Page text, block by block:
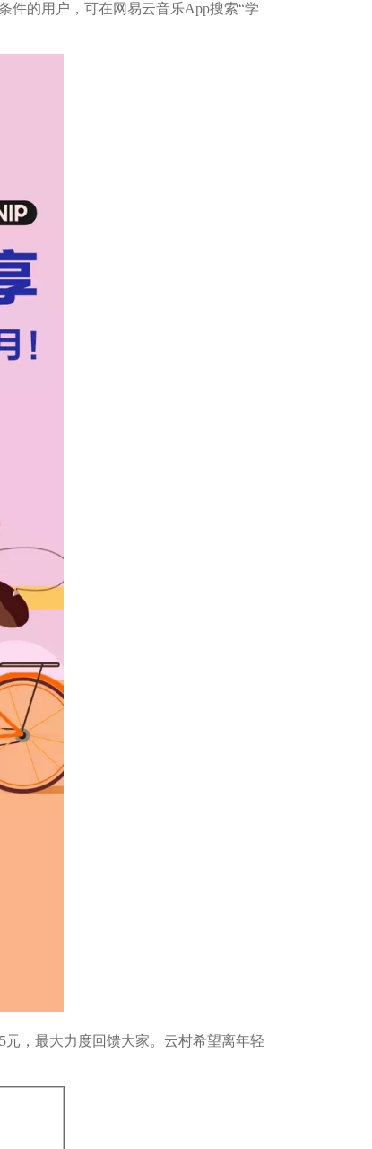
件的用户，可在网易云音乐App搜索“学
，最大力度回馈大家。云村希望离年轻